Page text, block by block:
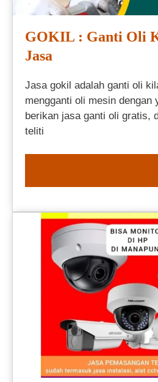
GOKIL : Ganti Oli
Jasa
Jasa gokil adalah ganti oli
mengganti oli mesin dengan
berikan jasa ganti oli gratis,
teliti